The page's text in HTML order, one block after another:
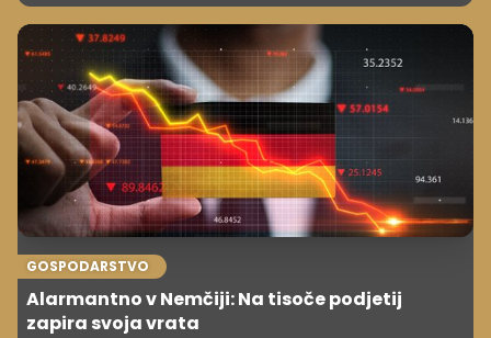
Rešitve ležijo v spodbujanju rodnosti, urejenem
priseljevanju in sistemskih reformah za boljšo prihodnost.
GOSPODARSTVO
Alarmantno v Nemčiji: Na tisoče podjetij
zapira svoja vrata